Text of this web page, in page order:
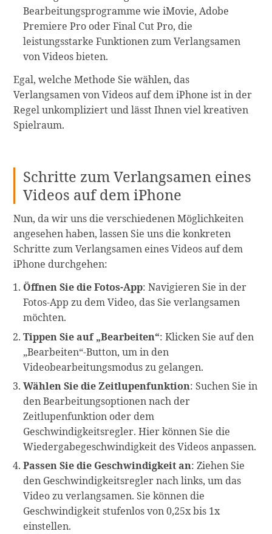
Bearbeitungsprogramme wie iMovie, Adobe
Premiere Pro oder Final Cut Pro, die
leistungsstarke Funktionen zum Verlangsamen
von Videos bieten.
Egal, welche Methode Sie wählen, das
Verlangsamen von Videos auf dem iPhone ist in der
Regel unkompliziert und lässt Ihnen viel kreativen
Spielraum.
Schritte zum Verlangsamen eines
Videos auf dem iPhone
Nun, da wir uns die verschiedenen Möglichkeiten
angesehen haben, lassen Sie uns die konkreten
Schritte zum Verlangsamen eines Videos auf dem
iPhone durchgehen:
Öffnen Sie die Fotos-App: Navigieren Sie in der
Fotos-App zu dem Video, das Sie verlangsamen
möchten.
Tippen Sie auf „Bearbeiten“: Klicken Sie auf den
„Bearbeiten“-Button, um in den
Videobearbeitungsmodus zu gelangen.
Wählen Sie die Zeitlupenfunktion: Suchen Sie in
den Bearbeitungsoptionen nach der
Zeitlupenfunktion oder dem
Geschwindigkeitsregler. Hier können Sie die
Wiedergabegeschwindigkeit des Videos anpassen.
Passen Sie die Geschwindigkeit an: Ziehen Sie
den Geschwindigkeitsregler nach links, um das
Video zu verlangsamen. Sie können die
Geschwindigkeit stufenlos von 0,25x bis 1x
einstellen.